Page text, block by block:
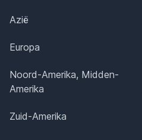
Azië
Europa
Noord-Amerika, Midden-
Amerika
Zuid-Amerika